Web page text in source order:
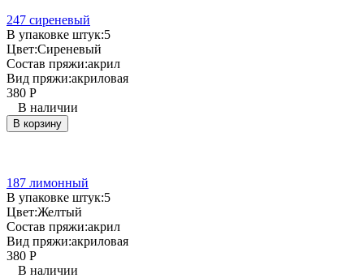
247 сиреневый
В упаковке штук:5
Цвет:Сиреневый
Состав пряжи:акрил
Вид пряжи:акриловая
380 Р
В наличии
В корзину
187 лимонный
В упаковке штук:5
Цвет:Желтый
Состав пряжи:акрил
Вид пряжи:акриловая
380 Р
В наличии